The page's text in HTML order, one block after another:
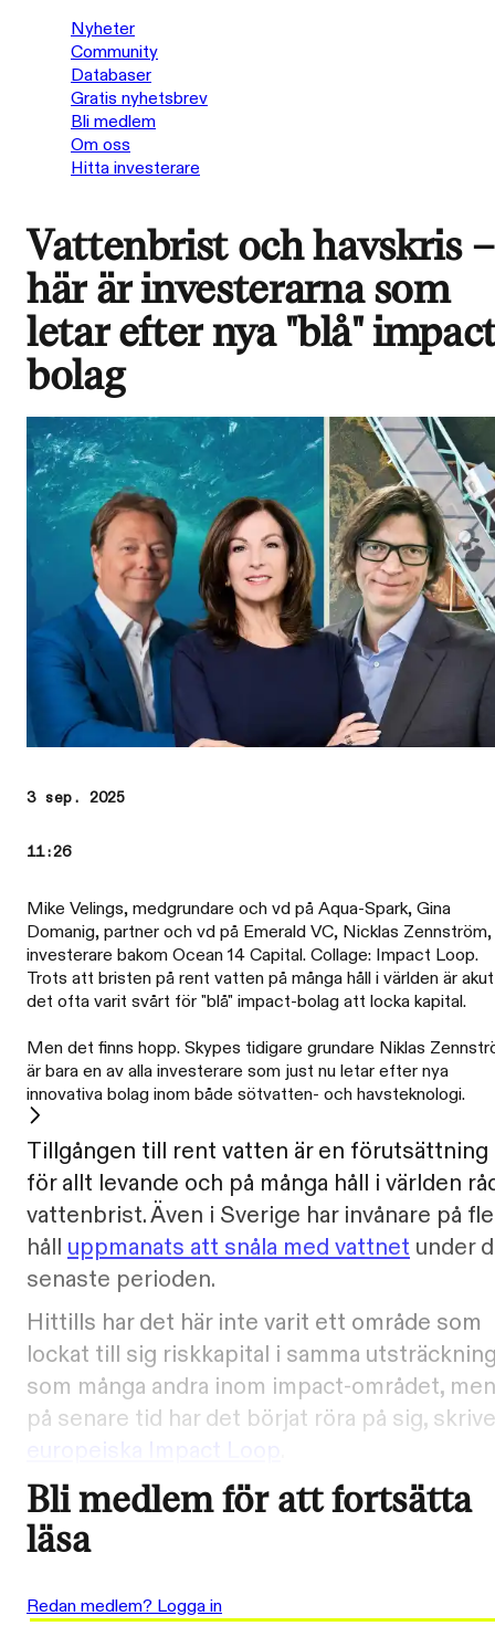
Nyheter
Community
Databaser
Gratis nyhetsbrev
Bli medlem
Om oss
Hitta investerare
Vattenbrist och havskris –
här är investerarna som
letar efter nya "blå"
bolag
3 sep. 2025
11:26
Mike Velings, medgrundare och vd på Aqua-Spark, Gina
Domanig, partner och vd på Emerald VC, Nicklas Zennström,
investerare bakom Ocean 14 Capital. Collage: Impact Loop.
Trots att bristen på rent vatten på många håll i världen är
det ofta varit svårt för "blå" impact-bolag att locka kapital.
Men det finns hopp. Skypes tidigare grundare Niklas
är bara en av alla investerare som just nu letar efter nya
innovativa bolag inom både sötvatten- och havsteknologi.
Tillgången till rent vatten är en förutsättning
för allt levande och på många håll i världen
vattenbrist. Även i Sverige har invånare på
håll uppmanats att snåla med vattnet under
senaste perioden.
Hittills har det här inte varit ett område som
lockat till sig riskkapital i samma
som många andra inom impact-området, men
på senare tid har det börjat röra på sig,
Bli medlem för att fortsätta
läsa
Redan medlem? Logga in